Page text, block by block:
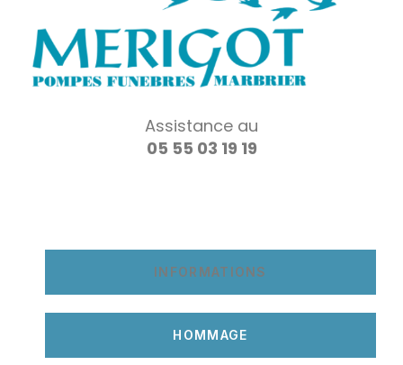
Assistance au
05 55 03 19 19
INFORMATIONS
HOMMAGE